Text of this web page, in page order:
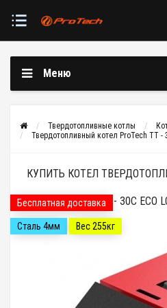
Меню
Твердотопливные котлы
Твердотопливный котел ProTech ТТ -
КУПИТЬ КОТЕЛ
ТТ - 30С ECO
Бесплатная доставка
Сталь 4мм Вес 255кг